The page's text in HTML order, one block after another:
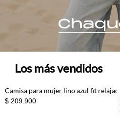
Los más vendidos
$ 209.900